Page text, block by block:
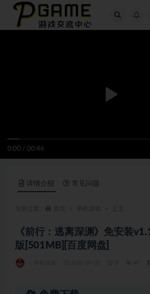
0:00 / 00:46
详情介绍 常见问题
《前行：逃离深渊》免安装
版[501MB][百度网盘]
全部